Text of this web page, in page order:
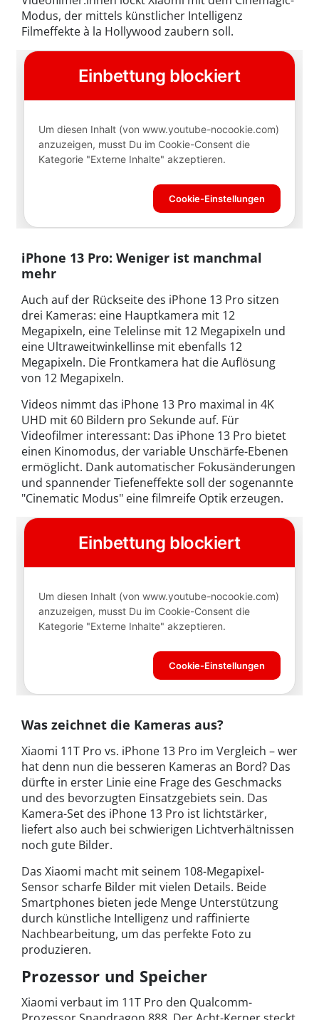
Modus, der mittels künstlicher Intelligenz
Filmeffekte à la Hollywood zaubern soll.
iPhone 13 Pro: Weniger ist manchmal
mehr
Auch auf der Rückseite des iPhone 13 Pro sitzen
drei Kameras: eine Hauptkamera mit 12
Megapixeln, eine Telelinse mit 12 Megapixeln und
eine Ultraweitwinkellinse mit ebenfalls 12
Megapixeln. Die Frontkamera hat die Auflösung
von 12 Megapixeln.
Videos nimmt das iPhone 13 Pro maximal in 4K
UHD mit 60 Bildern pro Sekunde auf. Für
Videofilmer interessant: Das iPhone 13 Pro bietet
einen Kinomodus, der variable Unschärfe-Ebenen
ermöglicht. Dank automatischer Fokusänderungen
und spannender Tiefeneffekte soll der sogenannte
"Cinematic Modus" eine filmreife Optik erzeugen.
Was zeichnet die Kameras aus?
Xiaomi 11T Pro vs. iPhone 13 Pro im Vergleich – wer
hat denn nun die besseren Kameras an Bord? Das
dürfte in erster Linie eine Frage des Geschmacks
und des bevorzugten Einsatzgebiets sein. Das
Kamera-Set des iPhone 13 Pro ist lichtstärker,
liefert also auch bei schwierigen Lichtverhältnissen
noch gute Bilder.
Das Xiaomi macht mit seinem 108-Megapixel-
Sensor scharfe Bilder mit vielen Details. Beide
Smartphones bieten jede Menge Unterstützung
durch künstliche Intelligenz und raffinierte
Nachbearbeitung, um das perfekte Foto zu
produzieren.
Prozessor und Speicher
Xiaomi verbaut im 11T Pro den Qualcomm-